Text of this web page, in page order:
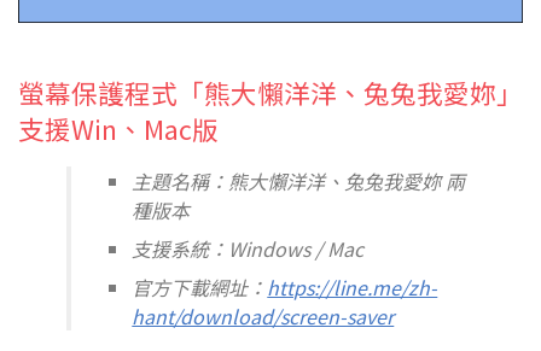
螢幕保護程式「熊大懶洋洋、兔兔我愛妳」
支援Win、Mac版
主題名稱：熊大懶洋洋、兔兔我愛妳 兩
種版本
支援系統：Windows / Mac
官方下載網址： https://line.me/zh-
hant/download/screen-saver